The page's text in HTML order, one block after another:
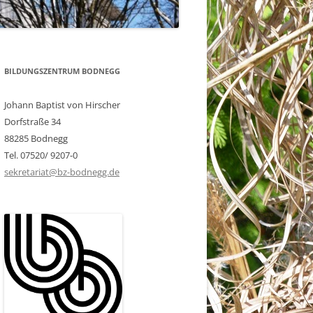
BILDUNGSZENTRUM BODNEGG
Johann Baptist von Hirscher
Dorfstraße 34
88285 Bodnegg
Tel. 07520/ 9207-0
sekretariat@bz-bodnegg.de